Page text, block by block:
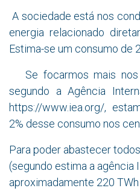
A sociedade está nos
energia relacionado
Estima-se um consumo de
Se focarmos mais
segundo a Agência
https://www.iea.org/,
2% desse consumo nos
Para poder abastecer
(segundo estima a agência
aproximadamente 220 TWh